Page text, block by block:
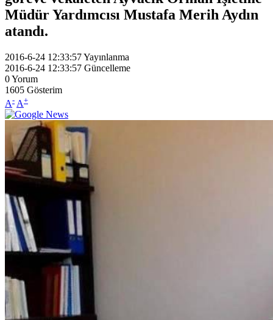
Müdür Yardımcısı Mustafa Merih Aydın
atandı.
2016-6-24 12:33:57Yayınlanma
2016-6-24 12:33:57 Güncelleme
0Yorum
1605 Gösterim
A- A+